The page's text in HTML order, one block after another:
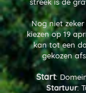
Nog niet
kiezen op 19
kan tot een
gekozen
Start:
Startuur: